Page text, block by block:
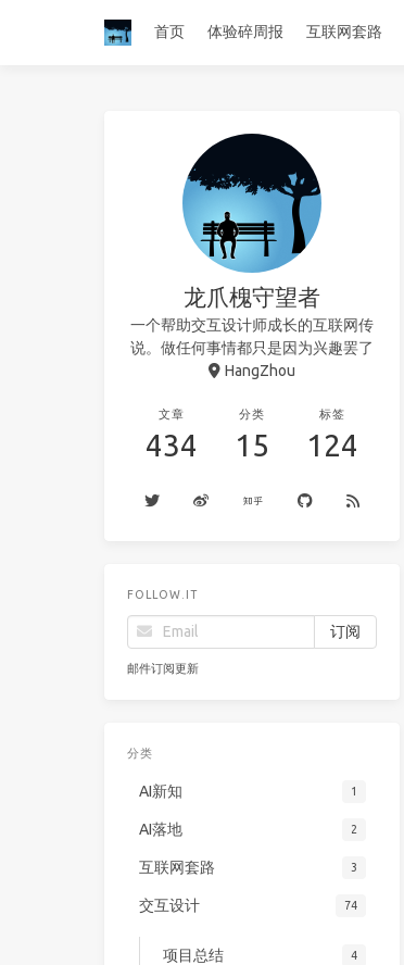
首页 体验碎周报 互联网套路
龙爪槐守望者
一个帮助交互设计师成长的互联网传
说。做任何事情都只是因为兴趣罢了
HangZhou
文章
434
分类
15
标签
124
FOLLOW.IT
邮件订阅更新
分类
AI新知 1
AI落地 2
互联网套路 3
交互设计 74
项目总结 4